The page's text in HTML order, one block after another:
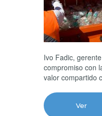
Ivo Fadic,
compromiso con
valor compartido
Ver